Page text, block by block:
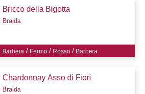
Bricco della Bigotta
Braida
Barbera / Fermo / Rosso / Barbera
Chardonnay Asso di Fiori
Braida